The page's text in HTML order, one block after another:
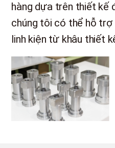
hàng dựa trên thiết kế
chúng tôi có thể hỗ trợ
linh kiện từ khâu thiết